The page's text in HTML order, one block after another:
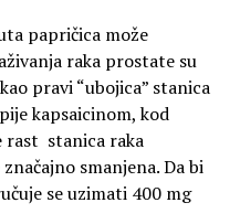
papričica može
raka prostate su
pravi “ubojica” stanica
kapsaicinom, kod
rast stanica raka
smanjena. Da bi
se uzimati 400 mg